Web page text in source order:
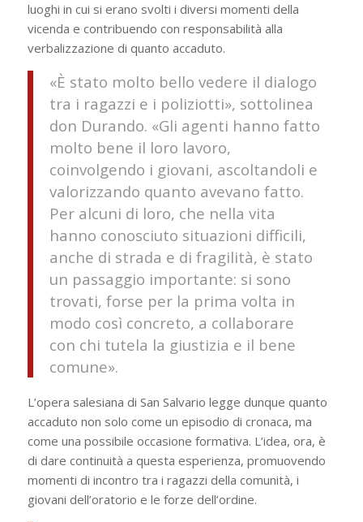
luoghi in cui si erano svolti i diversi momenti della
vicenda e contribuendo con responsabilità alla
verbalizzazione di quanto accaduto.
«È stato molto bello vedere il dialogo
tra i ragazzi e i poliziotti», sottolinea
don Durando. «Gli agenti hanno fatto
molto bene il loro lavoro,
coinvolgendo i giovani, ascoltandoli e
valorizzando quanto avevano fatto.
Per alcuni di loro, che nella vita
hanno conosciuto situazioni difficili,
anche di strada e di fragilità, è stato
un passaggio importante: si sono
trovati, forse per la prima volta in
modo così concreto, a collaborare
con chi tutela la giustizia e il bene
comune».
L’opera salesiana di San Salvario legge dunque quanto
accaduto non solo come un episodio di cronaca, ma
come una possibile occasione formativa. L’idea, ora, è
di dare continuità a questa esperienza, promuovendo
momenti di incontro tra i ragazzi della comunità, i
giovani dell’oratorio e le forze dell’ordine.